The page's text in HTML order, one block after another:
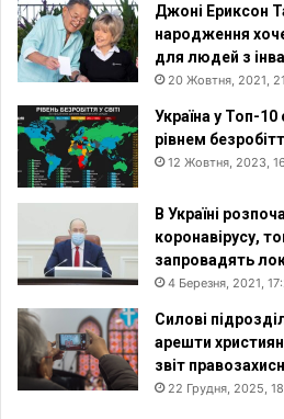
Джоні Ериксон
народження
для людей з
20 Жовтня, 2021,
Україна у Топ-10
рівнем
12 Жовтня, 2023,
В Україні
коронавірусу,
запровадять
4 Березня, 2021,
Силові
арешти
звіт
22 Грудня, 2025,